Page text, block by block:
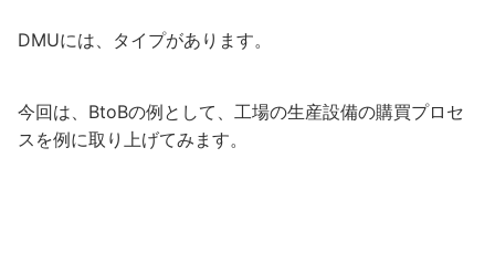
DMUには、タイプがあります。
今回は、BtoBの例として、工場の生産設備の購買プロセ
スを例に取り上げてみます。